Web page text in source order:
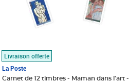
Livraison offerte
La Poste
Carnet de 12 timbres - Maman dans l'art -